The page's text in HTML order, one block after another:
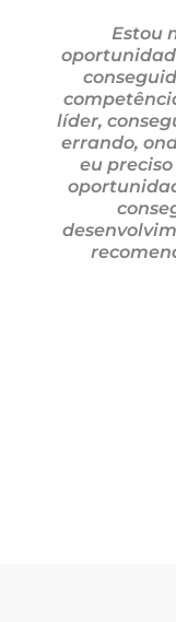
Estou
líder,
errando,
eu